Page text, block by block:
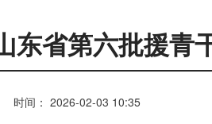
东省第六批援青
时间： 2026-02-03 10:35